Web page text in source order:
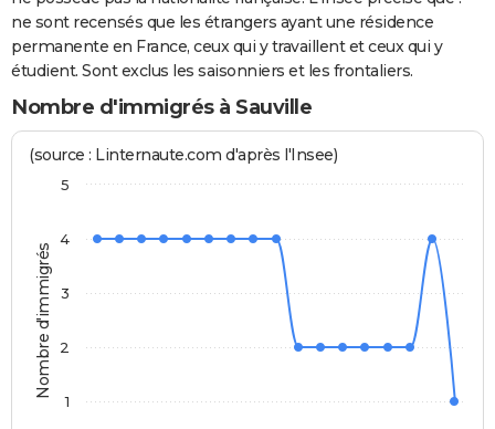
ne sont recensés que les étrangers ayant une résidence
permanente en France, ceux qui y travaillent et ceux qui y
étudient. Sont exclus les saisonniers et les frontaliers.
Nombre d'immigrés à Sauville
Nombre d'immigrés
(source : Linternaute.com d'après l'Insee)
1
2
3
4
5